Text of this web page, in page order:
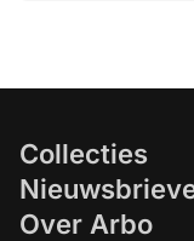
Collecties
Over Arbo